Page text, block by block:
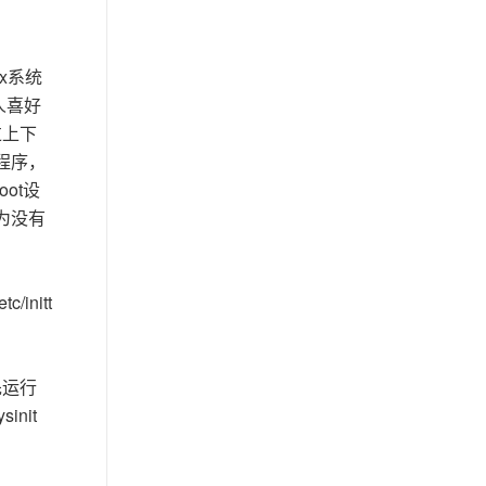
系统
喜好
下
，
设
没有
initt
行